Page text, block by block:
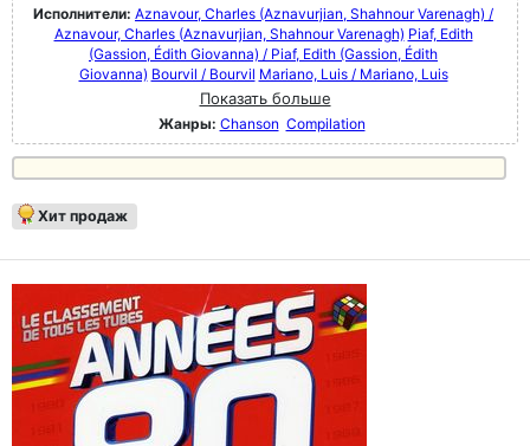
Исполнители: Aznavour, Charles (Aznavurjian, Shahnour Varenagh) /
Aznavour, Charles (Aznavurjian, Shahnour Varenagh) Piaf, Edith
(Gassion, Édith Giovanna) / Piaf, Edith (Gassion, Édith
Giovanna) Bourvil / Bourvil Mariano, Luis / Mariano, Luis
Показать больше
Жанры: Chanson Compilation
Хит продаж